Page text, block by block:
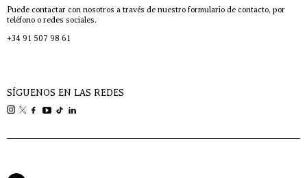
Puede contactar con nosotros a través de nuestro formulario de contacto, por
teléfono o redes sociales.
+34 91 507 98 61
SÍGUENOS EN LAS REDES